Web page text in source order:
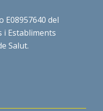
E08957640 del
i Establiments
Salut.